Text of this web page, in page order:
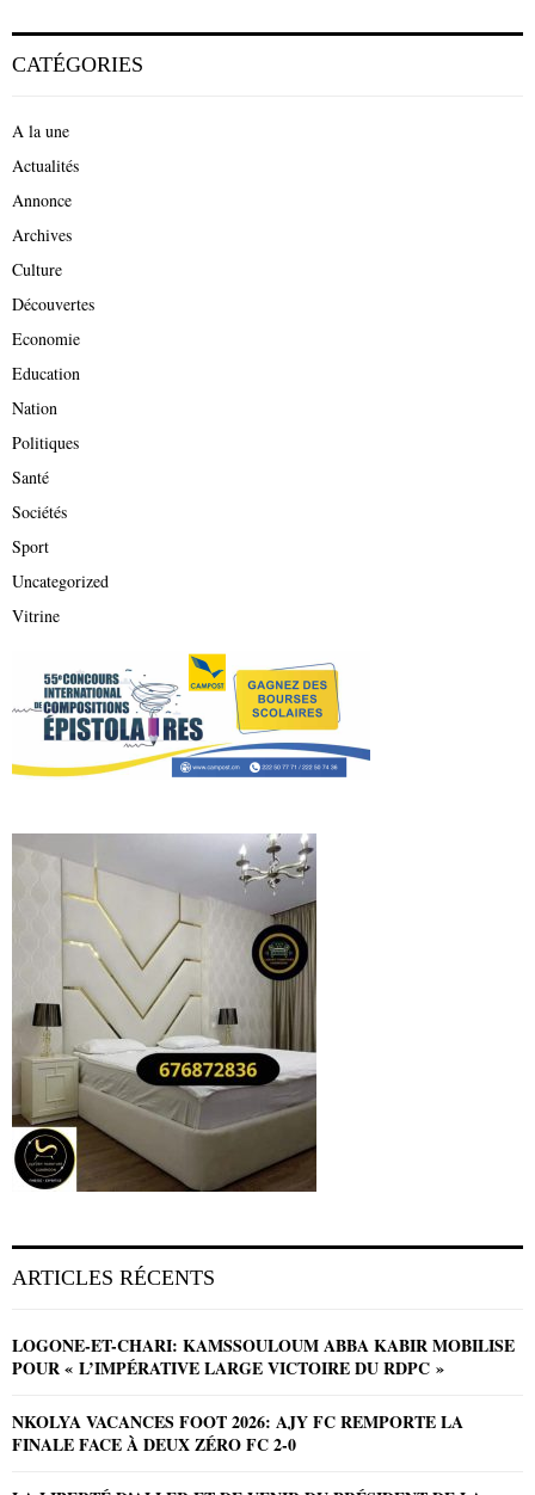
CATÉGORIES
A la une
Actualités
Annonce
Archives
Culture
Découvertes
Economie
Education
Nation
Politiques
Santé
Sociétés
Sport
Uncategorized
Vitrine
ARTICLES RÉCENTS
LOGONE-ET-CHARI: KAMSSOULOUM ABBA KABIR MOBILISE
POUR « L’IMPÉRATIVE LARGE VICTOIRE DU RDPC »
NKOLYA VACANCES FOOT 2026: AJY FC REMPORTE LA
FINALE FACE À DEUX ZÉRO FC 2-0